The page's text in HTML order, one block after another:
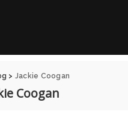
> Jackie Coogan
Coogan